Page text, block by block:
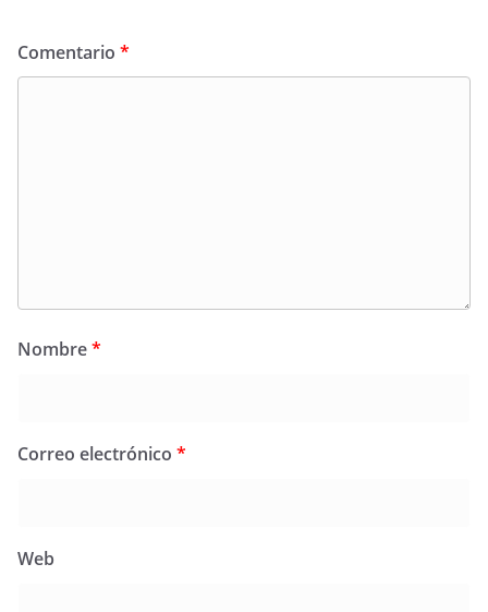
Comentario *
Nombre*
Correo electrónico *
Web